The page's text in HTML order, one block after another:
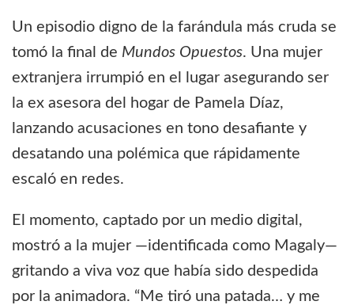
Un episodio digno de la farándula más cruda se
tomó la final de Mundos Opuestos. Una mujer
extranjera irrumpió en el lugar asegurando ser
la ex asesora del hogar de Pamela Díaz,
lanzando acusaciones en tono desafiante y
desatando una polémica que rápidamente
escaló en redes.
El momento, captado por un medio digital,
mostró a la mujer —identificada como Magaly—
gritando a viva voz que había sido despedida
por la animadora. “Me tiró una patada… y me